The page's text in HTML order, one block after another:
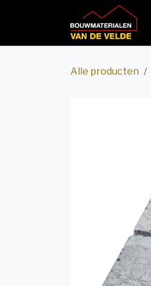
Alle producten